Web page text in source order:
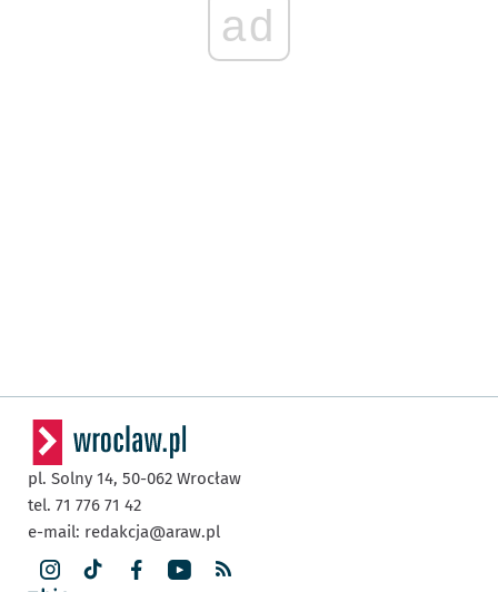
ad
pl. Solny 14, 50-062 Wrocław
tel. 71 776 71 42
e-mail: redakcja@araw.pl